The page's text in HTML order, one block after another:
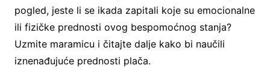
pogled, jeste li se ikada zapitali koje su emocionalne
ili fizičke prednosti ovog bespomoćnog stanja?
Uzmite maramicu i čitajte dalje kako bi naučili
iznenađujuće prednosti plača.